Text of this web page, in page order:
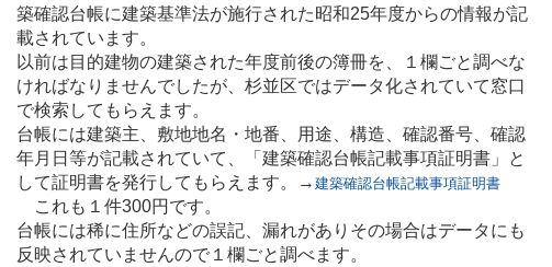
築確認台帳に建築基準法が施行された昭和25年度からの情報が記
載されています。
以前は目的建物の建築された年度前後の簿冊を、１欄ごと調べな
ければなりませんでしたが、杉並区ではデータ化されていて窓口
で検索してもらえます。
台帳には建築主、敷地地名・地番、用途、構造、確認番号、確認
年月日等が記載されていて、「建築確認台帳記載事項証明書」と
して証明書を発行してもらえます。→ 建築確認台帳記載事項証明書
これも１件300円です。
台帳には稀に住所などの誤記、漏れがありその場合はデータにも
反映されていませんので１欄ごと調べます。